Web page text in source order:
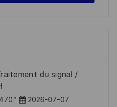
du signal /
P
2026-07-07